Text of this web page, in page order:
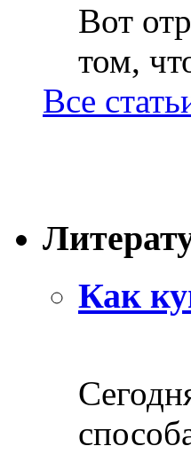
Вот
том,
Все
Как